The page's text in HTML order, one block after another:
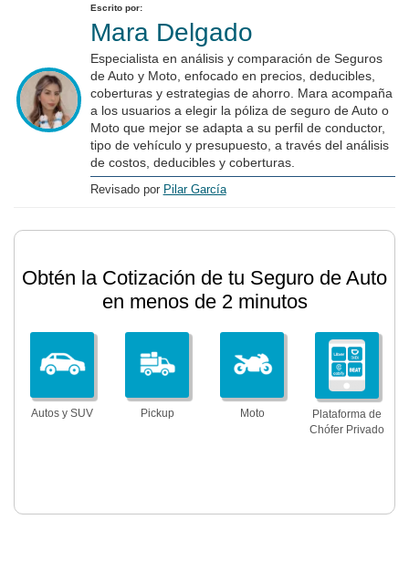
Escrito por:
Mara Delgado
Especialista en análisis y comparación de Seguros
de Auto y Moto, enfocado en precios, deducibles,
coberturas y estrategias de ahorro. Mara acompaña
a los usuarios a elegir la póliza de seguro de Auto o
Moto que mejor se adapta a su perfil de conductor,
tipo de vehículo y presupuesto, a través del análisis
de costos, deducibles y coberturas.
Revisado por Pilar García
Obtén la Cotización de tu Seguro de Auto
en menos de 2 minutos
Autos y SUV Pickup Moto
Plataforma de
Chófer Privado